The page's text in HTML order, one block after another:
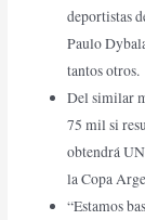
deportistas
Paulo
tantos otros.
Del similar
75 mil si
obtendrá
la Copa
“Estamos